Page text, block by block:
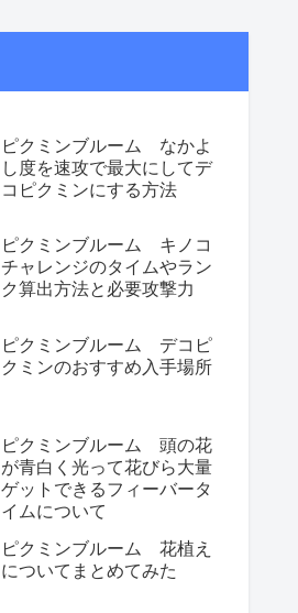
ピクミンブルーム なかよ
し度を速攻で最大にしてデ
コピクミンにする方法
ピクミンブルーム キノコ
チャレンジのタイムやラン
ク算出方法と必要攻撃力
ピクミンブルーム デコピ
クミンのおすすめ入手場所
ピクミンブルーム 頭の花
が青白く光って花びら大量
ゲットできるフィーバータ
イムについて
ピクミンブルーム 花植え
についてまとめてみた